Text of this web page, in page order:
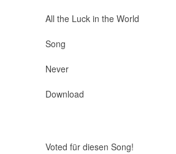
All the Luck in the World
Song
Never
Download
Voted für diesen Song!